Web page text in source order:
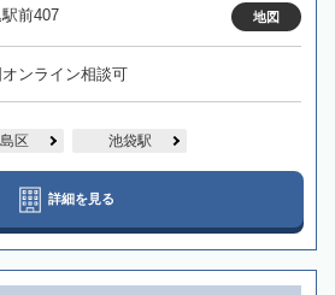
前407
地図
ンライン相談可
区 池袋駅
詳細を見る